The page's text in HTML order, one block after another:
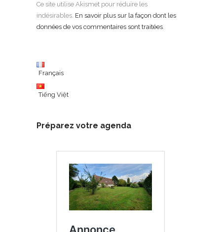
Ce site utilise Akismet pour réduire les
indésirables. En savoir plus sur la façon dont les
données de vos commentaires sont traitées.
Français
Tiếng Việt
Préparez votre agenda